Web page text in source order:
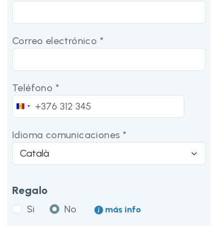
Correo electrónico *
Teléfono *
Andorra
+376
Idioma comunicaciones *
Regalo
Si No más info